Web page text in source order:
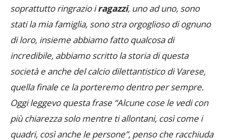
soprattutto ringrazio iragazzi, uno ad uno, sono
stati la mia famiglia, sono stra orgoglioso di ognuno
di loro, insieme abbiamo fatto qualcosa di
incredibile, abbiamo scritto la storia di questa
società e anche del calcio dilettantistico di Varese,
quella finale ce la porteremo dentro per sempre.
Oggi leggevo questa frase “Alcune cose le vedi con
più chiarezza solo mentre ti allontani, così come i
quadri, così anche le persone”, penso che racchiuda